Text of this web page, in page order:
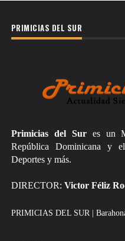
PRIMICIAS DEL SUR
Primicias del Sures un
República Dominicana y
Deportes y más.
DIRECTOR: Victor Féliz
PRIMICIAS DEL SUR |